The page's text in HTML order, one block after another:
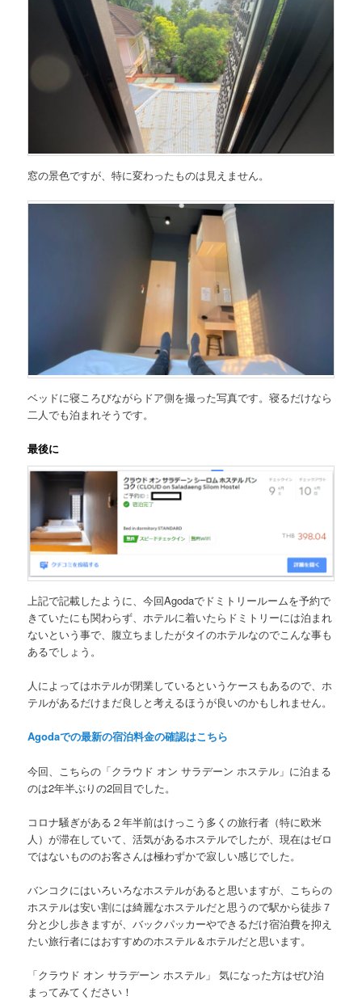
窓の景色ですが、特に変わったものは見えません。
ベッドに寝ころびながらドア側を撮った写真です。寝るだけなら
二人でも泊まれそうです。
最後に
上記で記載したように、今回Agodaでドミトリールームを予約で
きていたにも関わらず、ホテルに着いたらドミトリーには泊まれ
ないという事で、腹立ちましたがタイのホテルなのでこんな事も
あるでしょう。
人によってはホテルが閉業しているというケースもあるので、ホ
テルがあるだけまだ良しと考えるほうが良いのかもしれません。
Agodaでの最新の宿泊料金の確認はこちら
今回、こちらの 「クラウド オン サラデーン ホステル」 に泊まる
のは2年半ぶりの2回目でした。
コロナ騒ぎがある２年半前はけっこう多くの旅行者（特に欧米
人）が滞在していて、活気があるホステルでしたが、現在はゼロ
ではないもののお客さんは極わずかで寂しい感じでした。
バンコクにはいろいろなホステルがあると思いますが、こちらの
ホステルは安い割には綺麗なホステルだと思うので駅から徒歩７
分と少し歩きますが、バックパッカーやできるだけ宿泊費を抑え
たい旅行者にはおすすめのホステル＆ホテルだと思います。
「クラウド オンサラデーン ホステル」 気になった方はぜひ泊
まってみてください！